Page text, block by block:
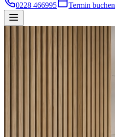
0228 466995 Termin buchen